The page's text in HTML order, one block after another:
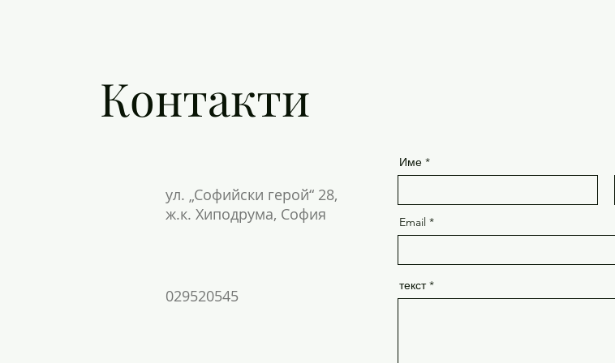
Контакти
ул. „Софийски герой“ 28,
ж.к. Хиподрума, София
029520545
Име
Email
текст